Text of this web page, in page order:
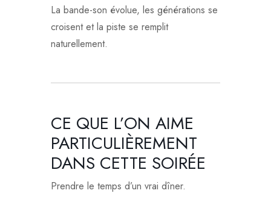
La bande-son évolue, les générations se
croisent et la piste se remplit
naturellement.
CE QUE L’ON AIME
PARTICULIÈREMENT
DANS CETTE SOIRÉE
Prendre le temps d’un vrai dîner.